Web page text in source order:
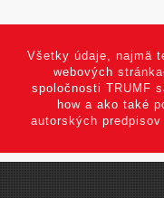
Všetky údaje, najmä
webových
spoločnosti TRUMF
how a ako také
autorských